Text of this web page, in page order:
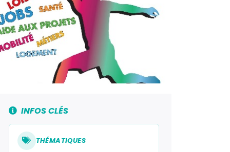
INFOS CLÉS
THÉMATIQUES